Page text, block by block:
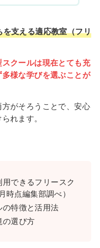
支える適応教室（フリ
クールは現在とても充
様な学びを選ぶことが
がそろうことで、安心
れます。
できるフリースク
時点編集部調べ）
特徴と活用法
の選び方